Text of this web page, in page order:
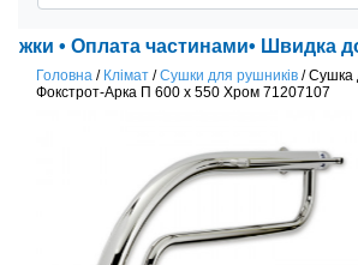
• Оплата частинами• Швидка
Головна / Клімат /Сушки для рушників /Сушка
Фокстрот-Арка П 600 х 550 Хром 71207107